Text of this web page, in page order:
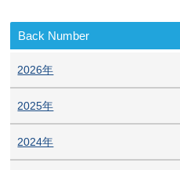
Back Number
2026年
2025年
2024年